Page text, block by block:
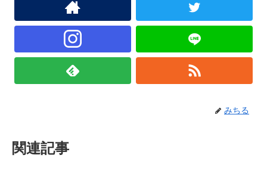
みちる
関連記事